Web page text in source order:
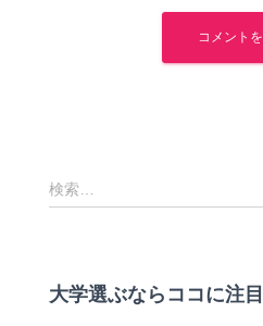
検
索
検索…
大学選ぶならココに注目